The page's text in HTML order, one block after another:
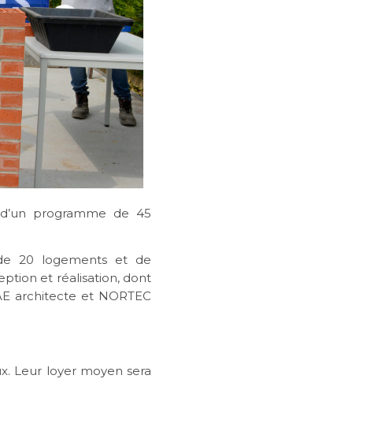
d’un programme de 45
20 logements et de
et réalisation, dont
architecte et NORTEC
Leur loyer moyen sera